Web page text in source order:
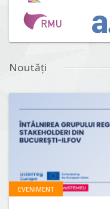
Noutăți
EVENIMENT